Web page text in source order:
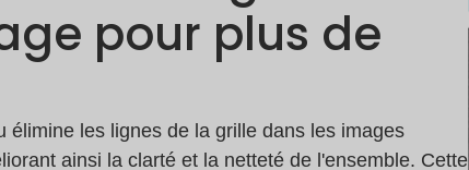
pour plus de
élimine les lignes de la grille dans les images
ainsi la clarté et la netteté de l'ensemble. Cette